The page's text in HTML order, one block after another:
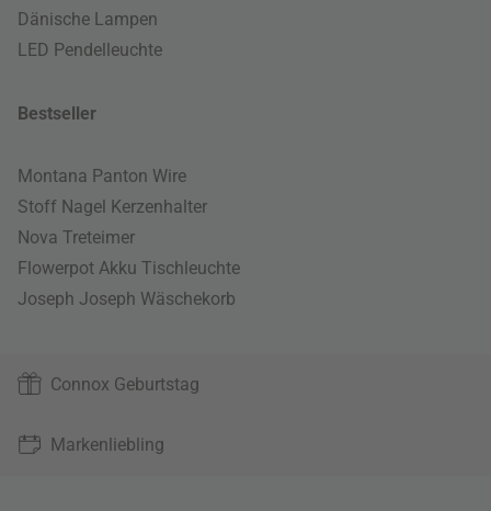
Dänische Lampen
LED Pendelleuchte
Bestseller
Montana Panton Wire
Stoff Nagel Kerzenhalter
Nova Treteimer
Flowerpot Akku Tischleuchte
Joseph Joseph Wäschekorb
Connox Geburtstag
Markenliebling